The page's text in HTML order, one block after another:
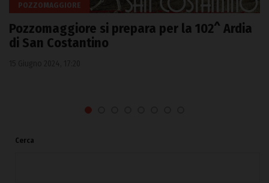
POZZOMAGGIORE
Pozzomaggiore si prepara per la 102^ Ardia
di San Costantino
Cerca